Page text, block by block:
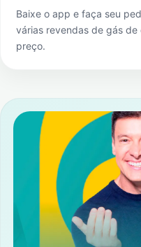
Baixe o app e faça seu
várias revendas de gás
preço.